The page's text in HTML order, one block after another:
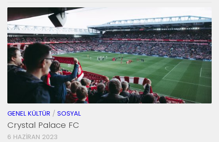
GENEL KÜLTÜR / SOSYAL
Crystal Palace FC
6 HAZIRAN 2023